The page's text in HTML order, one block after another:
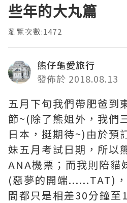
些年的大丸篇
瀏覽次數:1472
熊仔龜愛旅行
發佈於 2018.08.13
五月下旬我們帶肥爸到
節~(除了熊姐外，我們
日本，挺期待~)由於預
妹五月考試日期，所以
ANA機票；而我則陪
(惡夢的開端......TAT)
間都只是相差30分鐘至